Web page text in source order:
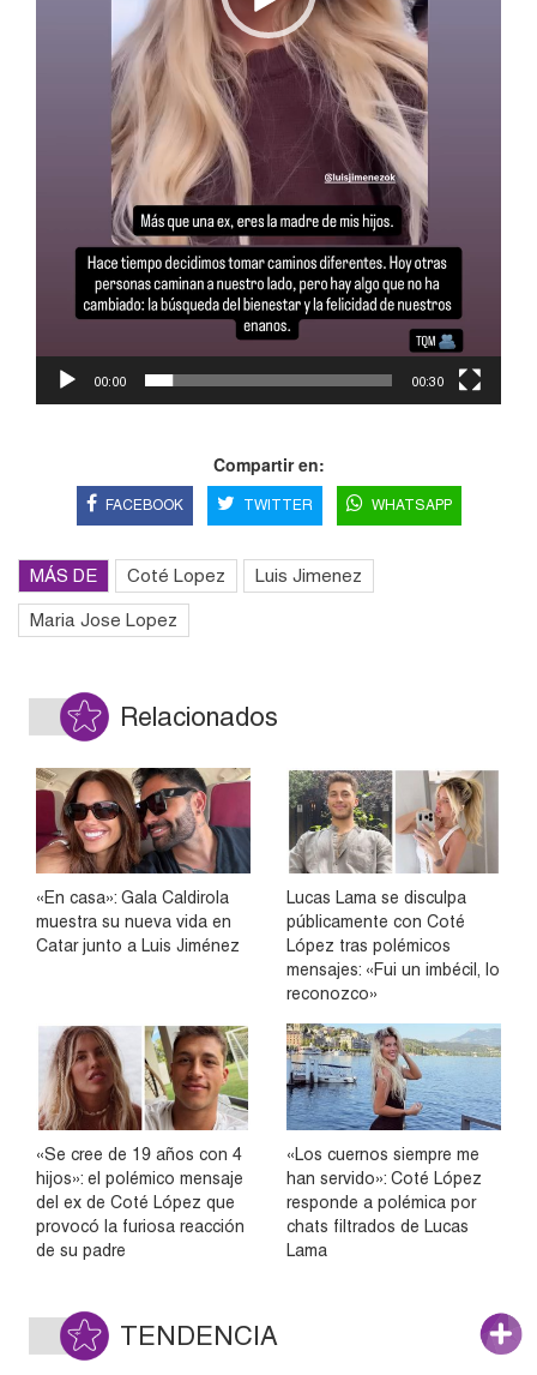
00:00 00:30
Compartir en:
FACEBOOK TWITTER WHATSAPP
MÁS DE Coté Lopez Luis Jimenez
Maria Jose Lopez
Relacionados
«En casa»: Gala Caldirola
muestra su nueva vida en
Catar junto a Luis Jiménez
Lucas Lama se disculpa
públicamente con Coté
López tras polémicos
mensajes: «Fui un imbécil, lo
reconozco»
«Se cree de 19 años con 4
hijos»: el polémico mensaje
del ex de Coté López que
provocó la furiosa reacción
de su padre
«Los cuernos siempre me
han servido»: Coté López
responde a polémica por
chats filtrados de Lucas
Lama
TENDENCIA